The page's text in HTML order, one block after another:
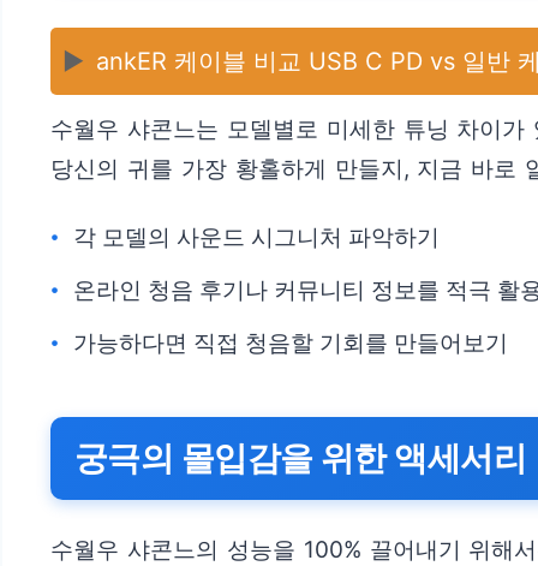
▶️ ankER 케이블 비교 USB C PD vs 일반
수월우 샤콘느는 모델별로 미세한 튜닝 차이
당신의 귀를 가장 황홀하게 만들지, 지금 바로
각 모델의 사운드 시그니처 파악하기
온라인 청음 후기나 커뮤니티 정보를 적극 활
가능하다면 직접 청음할 기회를 만들어보기
궁극의 몰입감을 위한 액세서리
수월우 샤콘느의 성능을 100% 끌어내기 위해